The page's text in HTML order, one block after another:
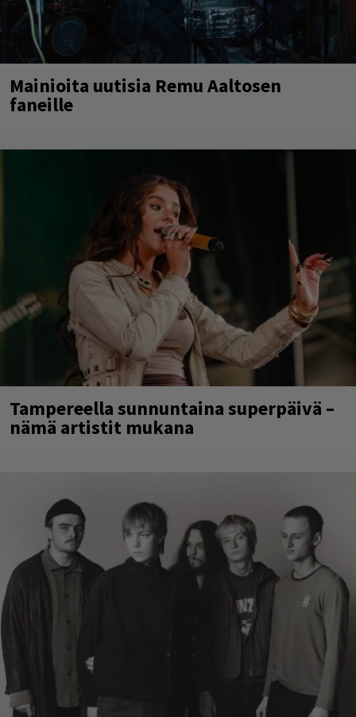
Mainioita uutisia Remu Aaltosen
faneille
Tampereella sunnuntaina superpäivä –
nämä artistit mukana